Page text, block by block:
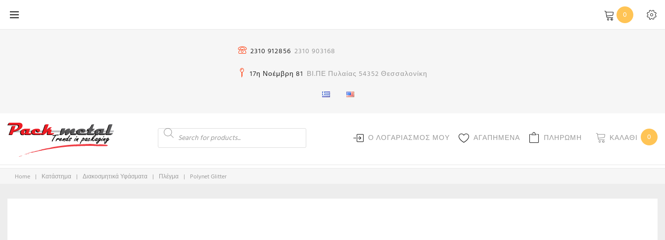
στο
0
2310 912856 2310 903168
17η Νοέμβρη 81 ΒΙ.ΠΕ Πυλαίας 54352 Θεσσαλονίκη
Products
search Ο ΛΟΓΑΡΙΑΣΜΟΣ ΜΟΥ ΑΓΑΠΗΜΕΝΑ ΠΛΗΡΩΜΗ ΚΑΛΆΘΙ 0
Home | Κατάστημα | Διακοσμητικά Υφάσματα | Πλέγμα | Polynet Glitter